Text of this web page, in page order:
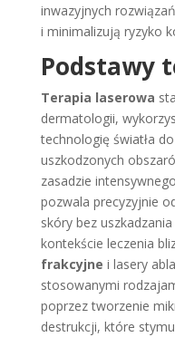
inwazyjnych
i minimalizują ryzyko
Podstawy
Terapia laserowa
dermatologii,
technologię światła
uszkodzonych
zasadzie
pozwala precyzyjnie
skóry bez
kontekście leczenia
frakcyjne i lasery
stosowanymi
poprzez tworzenie
destrukcji, które